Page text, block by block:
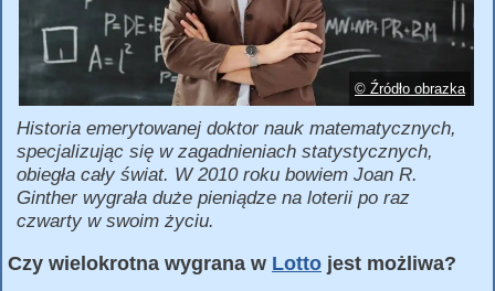
© Źródło obrazka
Historia emerytowanej doktor nauk matematycznych,
specjalizując się w zagadnieniach statystycznych,
obiegła cały świat. W 2010 roku bowiem Joan R.
Ginther wygrała duże pieniądze na loterii po raz
czwarty w swoim życiu.
Czy wielokrotna wygrana w Lotto jest możliwa?